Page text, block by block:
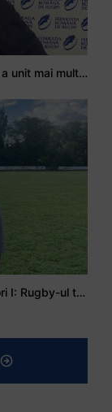
Stejarul Iulian Hartig: A fost un turneu care a unit mai mult echipa
Mohamed Salhi, vicecampion național juniori I: Rugby-ul te învață să accepți și înfrângerile